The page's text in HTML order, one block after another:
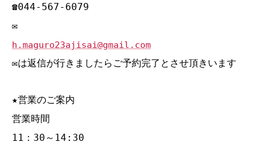
☎044‐567‐6079
✉
h.maguro23ajisai@gmail.com
✉は返信が行きましたらご予約完了とさせ頂きいます
★営業のご案内
営業時間
11：30～14:30